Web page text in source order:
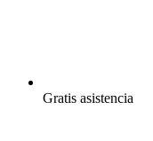
Gratis asistencia